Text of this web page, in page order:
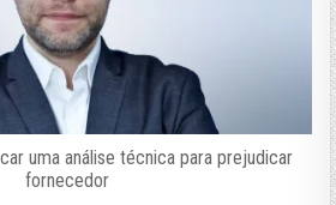
uma análise técnica para prejudicar
fornecedor